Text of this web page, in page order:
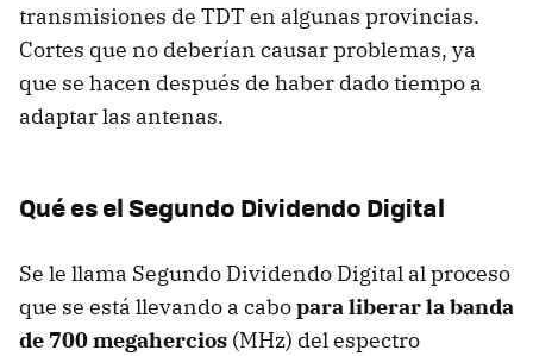
transmisiones de TDT en algunas provincias.
Cortes que no deberían causar problemas, ya
que se hacen después de haber dado tiempo a
adaptar las antenas.
Qué es el Segundo Dividendo Digital
Se le llama Segundo Dividendo Digital al proceso
que se está llevando a cabopara liberar la banda
de 700 megahercios (MHz) del espectro